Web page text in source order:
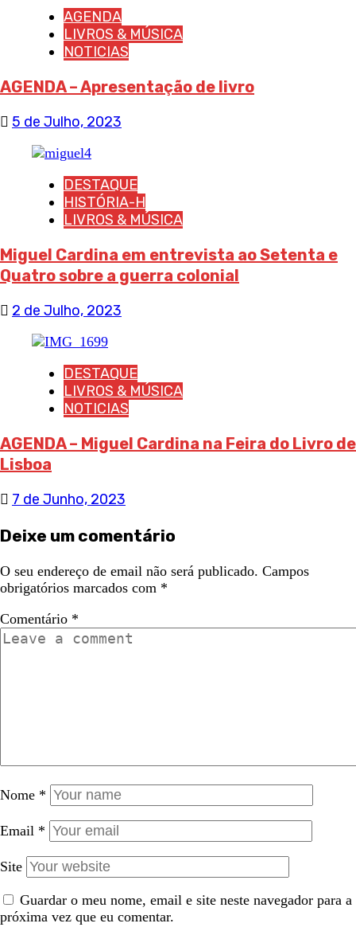
AGENDA
LIVROS & MÚSICA
NOTICIAS
AGENDA – Apresentação de livro
5 de Julho, 2023
DESTAQUE
HISTÓRIA-H
LIVROS & MÚSICA
Miguel Cardina em entrevista ao Setenta e
Quatro sobre a guerra colonial
2 de Julho, 2023
DESTAQUE
LIVROS & MÚSICA
NOTICIAS
AGENDA – Miguel Cardina na Feira do Livro de
Lisboa
7 de Junho, 2023
Deixe um comentário
O seu endereço de email não será publicado. Campos
obrigatórios marcados com *
Comentário *
Nome *
Email *
Site
Guardar o meu nome, email e site neste navegador para a
próxima vez que eu comentar.